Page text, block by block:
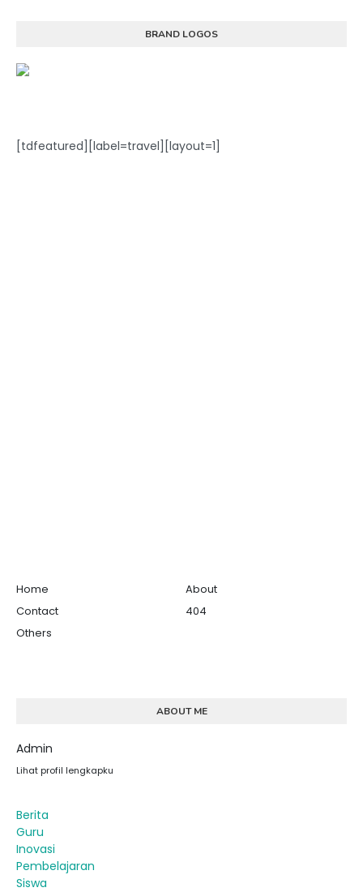
BRAND LOGOS
[tdfeatured][label=travel][layout=1]
Home
About
Contact
404
Others
ABOUT ME
Admin
Lihat profil lengkapku
Berita
Guru
Inovasi
Pembelajaran
Siswa